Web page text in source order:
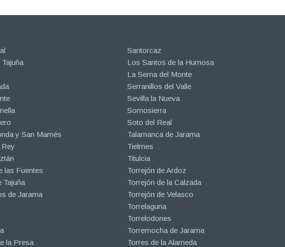
y San Mamés
las Fuentes
Tajuña
de Jarama
la Presa
Santorcaz
Los Santos de la Humosa
La Serna del Monte
Serranillos del Valle
Sevilla la Nueva
Somosierra
Soto del Real
Talamanca de Jarama
Tielmes
Titulcia
Torrejón de Ardoz
Torrejón de la Calzada
Torrejón de Velasco
Torrelaguna
Torrelodones
Torremocha de Jarama
Torres de la Alameda